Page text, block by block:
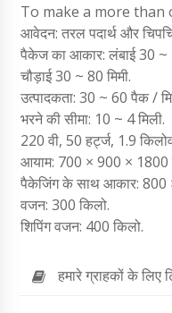
To make a more than
आवेदन: तरल पदार्थ और
पैकेज का आकार: लंबाई 30 ~
चौड़ाई 30 ~ 80 मिमी.
उत्पादकता: 30 ~ 60 पैक /
भरने की सीमा: 10 ~ 4 मिली.
220 वी, 50 हर्ट्ज, 1.9
आयाम: 700 × 900 × 1800
पैकेजिंग के साथ आकार: 800
वजन: 300 किलो.
शिपिंग वजन: 400 किलो.
हमारे ग्राहकों के लिए